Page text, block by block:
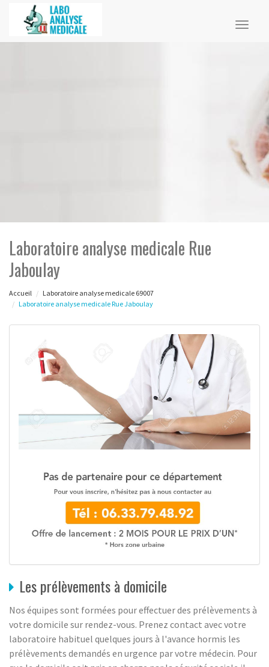
Laboratoire analyse medicale Rue
Jaboulay
Accueil
Laboratoire analyse medicale 69007
Laboratoire analyse medicale Rue Jaboulay
Les prélèvements à domicile
Nos équipes sont formées pour effectuer des prélèvements à
votre domicile sur rendez-vous. Prenez contact avec votre
laboratoire habituel quelques jours à l'avance hormis les
prélèvements demandés en urgence par votre médecin. Pour